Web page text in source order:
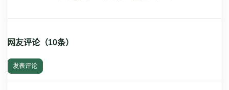
网友评论（10条）
发表评论